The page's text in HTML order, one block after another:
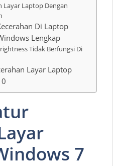
Layar Laptop Dengan
Di Laptop
Lengkap
Tidak Berfungsi Di
Layar Laptop
7